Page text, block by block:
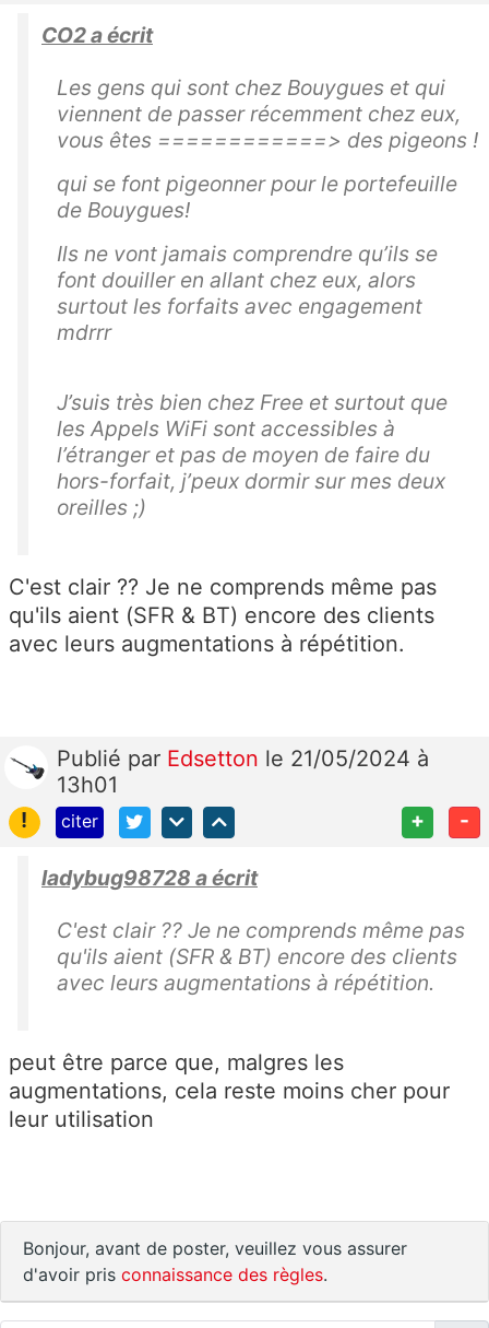
CO2 a écrit
Les gens qui sont chez Bouygues et qui
viennent de passer récemment chez eux,
vous êtes ============> des pigeons !
qui se font pigeonner pour le portefeuille
de Bouygues!
Ils ne vont jamais comprendre qu’ils se
font douiller en allant chez eux, alors
surtout les forfaits avec engagement
mdrrr
J’suis très bien chez Free et surtout que
les Appels WiFi sont accessibles à
l’étranger et pas de moyen de faire du
hors-forfait, j’peux dormir sur mes deux
oreilles ;)
C'est clair ?? Je ne comprends même pas
qu'ils aient (SFR & BT) encore des clients
avec leurs augmentations à répétition.
Publié par Edsetton le 21/05/2024 à
13h01
!
citer + -
ladybug98728 a écrit
C'est clair ?? Je ne comprends même pas
qu'ils aient (SFR & BT) encore des clients
avec leurs augmentations à répétition.
peut être parce que, malgres les
augmentations, cela reste moins cher pour
leur utilisation
Bonjour, avant de poster, veuillez vous assurer
d'avoir pris connaissance des règles.